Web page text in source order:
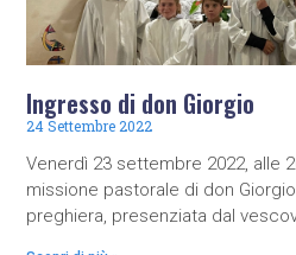
Ingresso di don Giorgio
24 Settembre 2022
Venerdì 23 settembre 2022, alle
missione pastorale di don
preghiera, presenziata dal